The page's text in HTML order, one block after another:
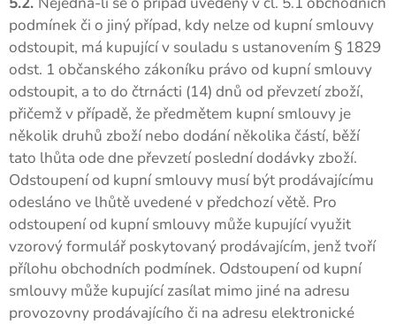
podmínek či o jiný případ, kdy nelze od kupní smlouvy
odstoupit, má kupující v souladu s ustanovením § 1829
odst. 1 občanského zákoníku právo od kupní smlouvy
odstoupit, a to do čtrnácti (14) dnů od převzetí zboží,
přičemž v případě, že předmětem kupní smlouvy je
několik druhů zboží nebo dodání několika částí, běží
tato lhůta ode dne převzetí poslední dodávky zboží.
Odstoupení od kupní smlouvy musí být prodávajícímu
odesláno ve lhůtě uvedené v předchozí větě. Pro
odstoupení od kupní smlouvy může kupující využit
vzorový formulář poskytovaný prodávajícím, jenž tvoří
přílohu obchodních podmínek. Odstoupení od kupní
smlouvy může kupující zasílat mimo jiné na adresu
provozovny prodávajícího či na adresu elektronické